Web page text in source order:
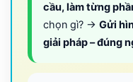
cầu, làm từng
chọn gì? → Gửi
giải pháp – đúng